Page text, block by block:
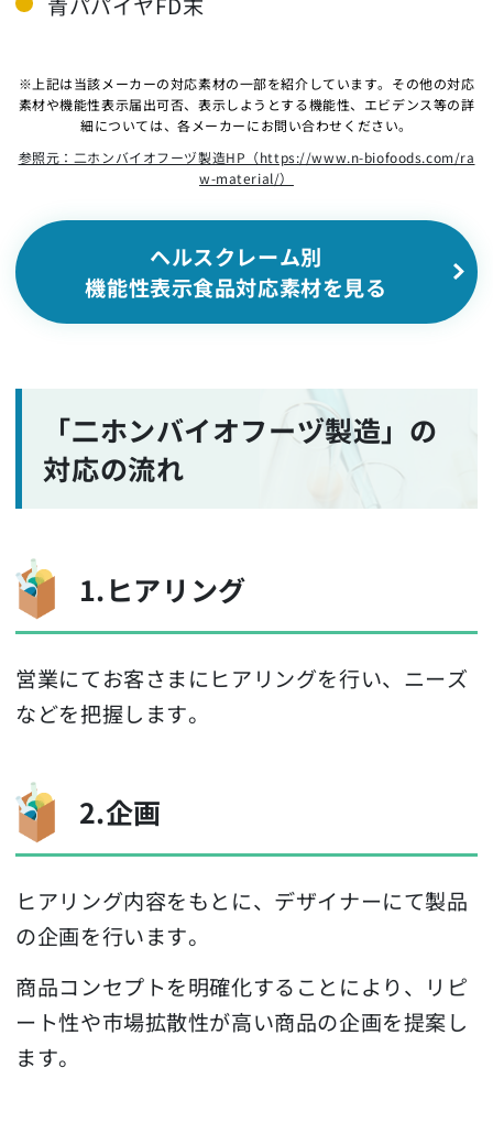
※上記は当該メーカーの対応素材の一部を紹介しています。その他の対応
素材や機能性表示届出可否、表示しようとする機能性、エビデンス等の詳
細については、各メーカーにお問い合わせください。
参照元：二ホンバイオフーヅ製造HP（https://www.n-biofoods.com/ra
w-material/）
ヘルスクレーム別
機能性表示食品対応素材を見る
「二ホンバイオフーヅ製造」の
対応の流れ
1.ヒアリング
営業にてお客さまにヒアリングを行い、ニーズ
などを把握します。
2.企画
ヒアリング内容をもとに、デザイナーにて製品
の企画を行います。
商品コンセプトを明確化することにより、リピ
ート性や市場拡散性が高い商品の企画を提案し
ます。